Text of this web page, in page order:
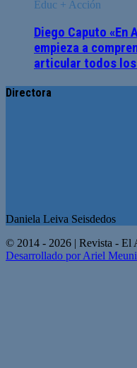
Educ + Acción
Diego Caputo «En
empieza a
articular todos los
Directora
Daniela Leiva Seisdedos
© 2014 - 2026 | Revista - El
Desarrollado por Ariel